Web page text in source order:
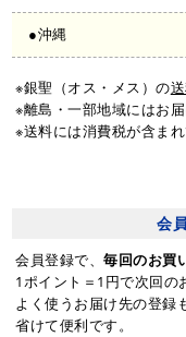
●沖縄
※銀聖（オス・メス）の
※離島・一部地域にはお
※送料には消費税が含まれ
会
会員登録で、毎回のお買
1ポイント＝1円で次回の
よく使うお届け先の登録
省けて便利です。